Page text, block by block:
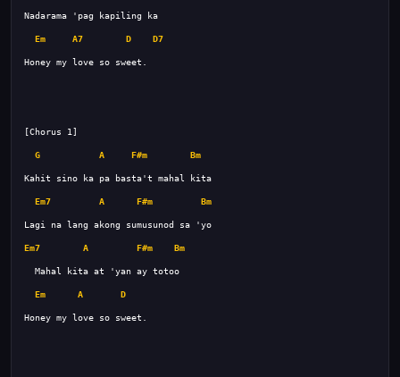
Em A7 D D7
G A F#m Bm
Em7 A F#m Bm
Em7 A F#m Bm
Em A D